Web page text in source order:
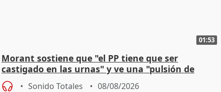
01:53
Morant sostiene que "el PP tiene que ser
castigado en las urnas" y ve una "pulsión de
cambio"
Sonido Totales 08/08/2026